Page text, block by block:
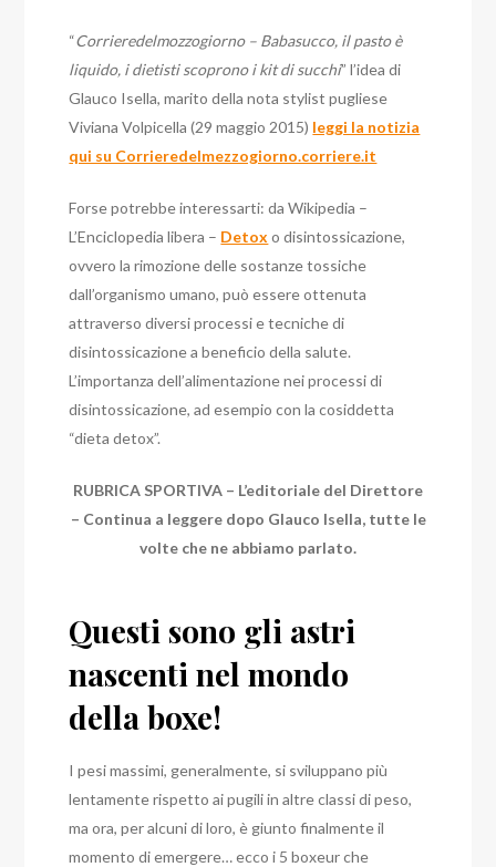
“Corrieredelmozzogiorno – Babasucco, il pasto è
liquido, i dietisti scoprono i kit di succhi” l’idea di
Glauco Isella, marito della nota stylist pugliese
Viviana Volpicella (29 maggio 2015) leggi la notizia
qui su Corrieredelmezzogiorno.corriere.it
Forse potrebbe interessarti: da Wikipedia –
L’Enciclopedia libera – Detox o disintossicazione,
ovvero la rimozione delle sostanze tossiche
dall’organismo umano, può essere ottenuta
attraverso diversi processi e tecniche di
disintossicazione a beneficio della salute.
L’importanza dell’alimentazione nei processi di
disintossicazione, ad esempio con la cosiddetta
“dieta detox”.
RUBRICA SPORTIVA – L’editoriale del Direttore
– Continua a leggere dopo Glauco Isella, tutte le
volte che ne abbiamo parlato.
Questi sono gli astri
nascenti nel mondo
della boxe!
I pesi massimi, generalmente, si sviluppano più
lentamente rispetto ai pugili in altre classi di peso,
ma ora, per alcuni di loro, è giunto finalmente il
momento di emergere… ecco i 5 boxeur che